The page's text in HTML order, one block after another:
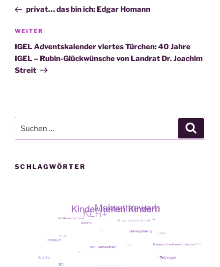
Beitrag
privat… das bin ich: Edgar Homann
Nächster
Beitrag
WEITER
IGEL Adventskalender viertes Türchen: 40 Jahre
IGEL – Rubin-Glückwünsche von Landrat Dr. Joachim
Streit
nach:
SCHLAGWÖRTER